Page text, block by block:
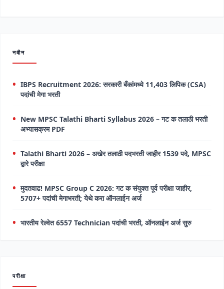
नवीन
IBPS Recruitment 2026: सरकारी बँकांमध्ये 11,403 लिपिक (CSA)
पदांची मेगा भरती
New MPSC Talathi Bharti Syllabus 2026 – गट क तलाठी भरती
अभ्यासक्रम PDF
Talathi Bharti 2026 – अखेर तलाठी पदभरती जाहीर 1539 पदे, MPSC
द्वारे परीक्षा
मुदतवाढ! MPSC Group C 2026: गट क संयुक्त पूर्व परीक्षा जाहीर,
5707+ पदांची मेगाभरती; येथे करा ऑनलाईन अर्ज
भारतीय रेल्वेत 6557 Technician पदांची भरती, ऑनलाईन अर्ज सुरु
परीक्षा